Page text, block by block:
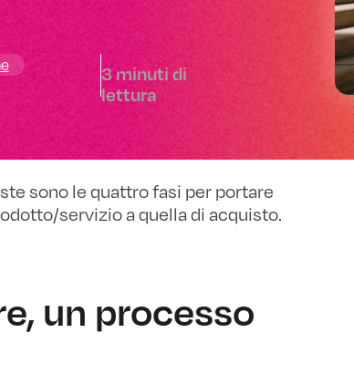
Digital
3 minuti di
lettura
sono le quattro fasi per portare
servizio a quella di acquisto.
un processo